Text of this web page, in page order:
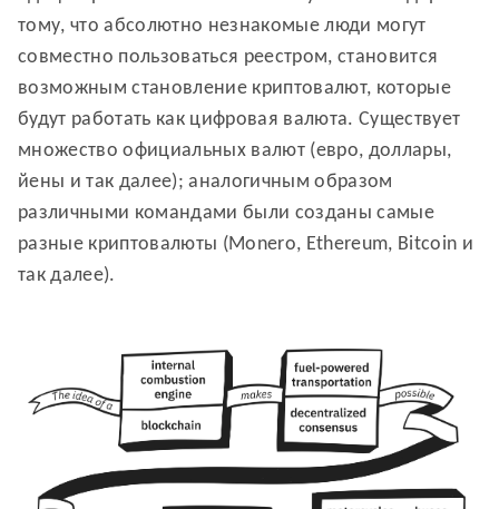
тому, что абсолютно незнакомые люди могут
совместно пользоваться реестром, становится
возможным становление криптовалют, которые
будут работать как цифровая валюта. Существует
множество официальных валют (евро, доллары,
йены и так далее); аналогичным образом
различными командами были созданы самые
разные криптовалюты (Monero, Ethereum, Bitcoin и
так далее).